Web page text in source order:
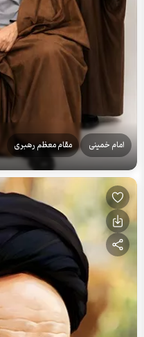
امام خمینی مقام معظم رهبری